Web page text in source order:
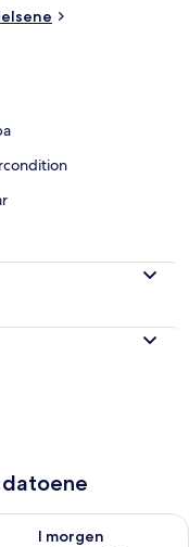
aug. 9
I morgen
for i